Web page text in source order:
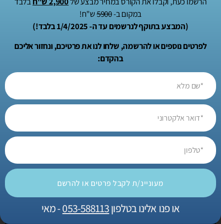
• לבקש את הפסקת השימוש במידע
פניות בנושא ניתן לשלוח לכתובת:
adi@stmo.co.il
אם יש לך שאלות בנוגע למדיניות הפרטיות, ניתן ליצור קשר במייל או בטופס באתר.
אני כאן כדי לתת מענה מלא, באחריות ובשקיפות.
שיוביל אתכם לקריירה
משגשגת?
במקום ב-5900ש"ח!
(המבצע בתוקף לנרשמים עד ה- 1/4/2025 בלבד!)
לפרטים נוספים או להרשמה, שלחו לנו את פרטיכם, ונחזור אליכם
בהקדם:
מעוניינ/ת לקבל פרטים או להרשם
או פנו אלינו בטלפון053-588113- מאי